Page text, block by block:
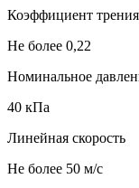
Коэффициент трения
Не более 0,22
Номинальное
40 кПа
Линейная скорость
Не более 50 м/с